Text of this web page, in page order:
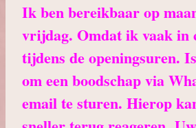
Ik ben bereikbaar op
vrijdag. Omdat ik vaak in
tijdens de openingsuren.
om een boodschap via
email te sturen. Hierop